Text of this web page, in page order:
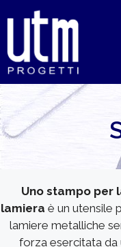
Uno stampo per
lamiera è un utensile
lamiere metalliche
forza esercitata da